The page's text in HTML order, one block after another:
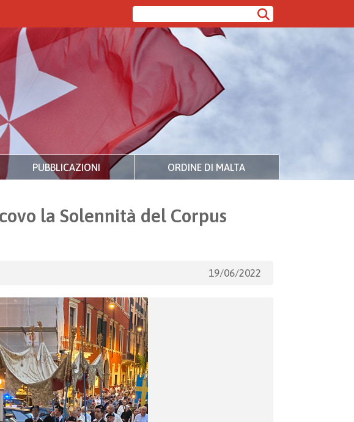
PUBBLICAZIONI ORDINE DI MALTA
la Solennità del Corpus
19/06/2022